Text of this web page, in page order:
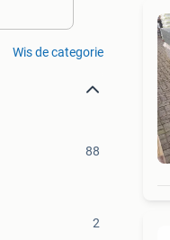
Wis de categorie
88
2